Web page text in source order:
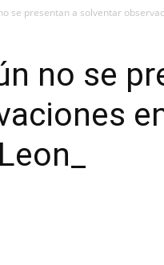
se presentan a solventar
no se